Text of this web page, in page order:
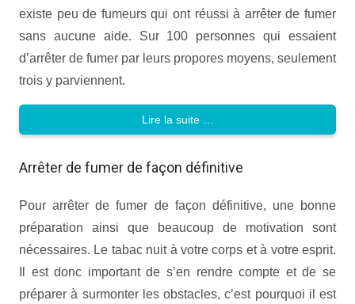
existe peu de fumeurs qui ont réussi à arrêter de fumer
sans aucune aide. Sur 100 personnes qui essaient
d’arrêter de fumer par leurs propores moyens, seulement
trois y parviennent.
Lire la suite …
Arrêter de fumer de façon définitive
Pour arrêter de fumer de façon définitive, une bonne
préparation ainsi que beaucoup de motivation sont
nécessaires. Le tabac nuit à votre corps et à votre esprit.
Il est donc important de s’en rendre compte et de se
préparer à surmonter les obstacles, c’est pourquoi il est